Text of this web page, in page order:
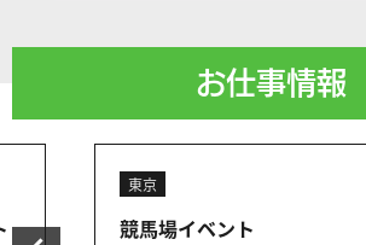
お仕事情報
東京
競馬場イベント